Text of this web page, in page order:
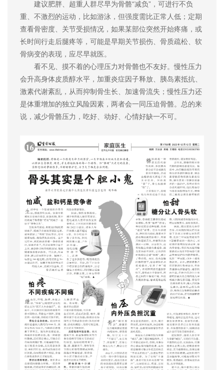
建议肥胖、超重人群尽早为骨骼“减负”，可进行不负
重、不激烈的运动，比如游泳，但强度需比正常人低；定期
查看骨密度、关节受损情况，如果某部位突然开始疼痛，或
长时间行走后腿疼等，可能是早期关节损伤、骨质疏松、软
骨病变的表现，应尽早就医。
看不见、摸不着的心理压力对骨骼也不友好。慢性压力
会升高身体皮质醇水平，加重炎症因子释放、胰岛素抵抗、
激素代谢紊乱，从而抑制骨生长、加速骨流失；慢性压力还
是体重增加的独立风险因素，两者会一同压迫骨骼。总的来
说，减少骨骼压力，吃好、动好、心情好缺一不可。